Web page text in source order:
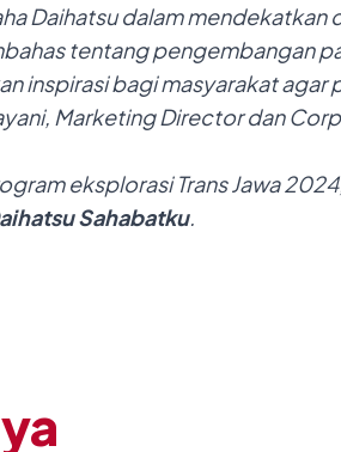
Daihatsu dalam mendekatkan
tentang pengembangan
inspirasi bagi masyarakat agar
Marketing Director dan
am eksplorasi TransJawa
Sahabatku.